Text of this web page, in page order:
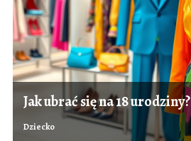
Jak ubrać się na 18 urodziny?
Dziecko